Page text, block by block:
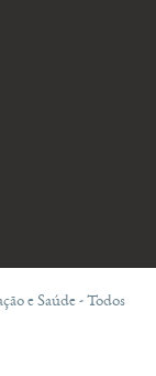
e Saúde - Todos